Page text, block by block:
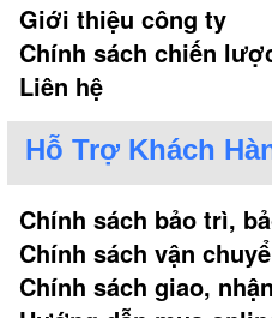
Giới thiệu công ty
Chính sách chiến
Liên hệ
Hỗ Trợ Khách
Chính sách bảo trì,
Chính sách vận
Chính sách giao,